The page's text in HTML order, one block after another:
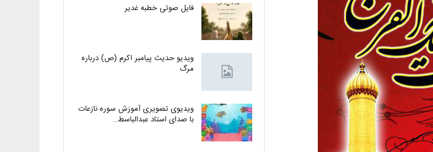
فایل صوتی خطبه غدیر
ویدیو حدیث پیامبر اکرم (ص) درباره
مرگ
ویدیوی تصویری آموزش سوره نازعات
با صدای استاد عبدالباسط…